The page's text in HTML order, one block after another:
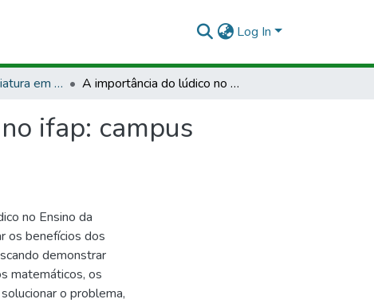
Log In
TCCMCP - Licenciatura em Matemática A importância do lúdico no ensino da matemática no ifap: campus Macapá
ifap: campus
no Ensino da
os benefícios dos
demonstrar
matemáticos, os
o problema,